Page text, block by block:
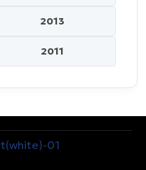
2013
2011